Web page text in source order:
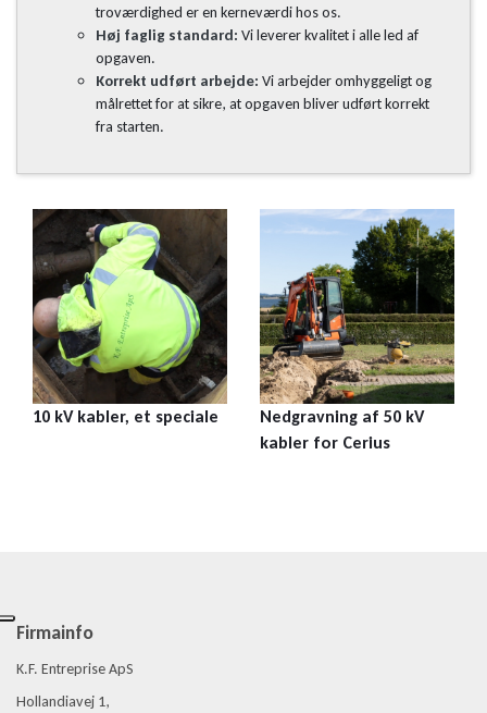
troværdighed er en kerneværdi hos os.
Høj faglig standard: Vi leverer kvalitet i alle led af
opgaven.
Korrekt udført arbejde: Vi arbejder omhyggeligt og
målrettet for at sikre, at opgaven bliver udført korrekt
fra starten.
10 kV kabler, et speciale
Nedgravning af 50 kV
kabler for Cerius
Firmainfo
K.F. Entreprise ApS
Hollandiavej 1,